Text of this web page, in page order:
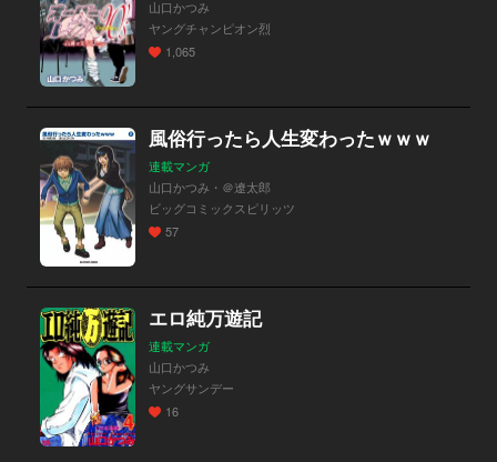
山口かつみ
ヤングチャンピオン烈
1,065
風俗行ったら人生変わったｗｗｗ
連載マンガ
山口かつみ・＠遼太郎
ビッグコミックスピリッツ
57
エロ純万遊記
連載マンガ
山口かつみ
ヤングサンデー
16